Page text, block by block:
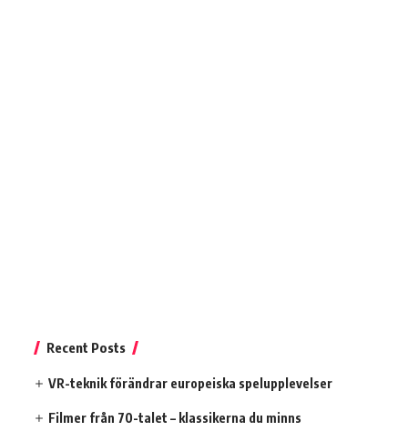
Recent Posts
VR-teknik förändrar europeiska spelupplevelser
Filmer från 70-talet – klassikerna du minns